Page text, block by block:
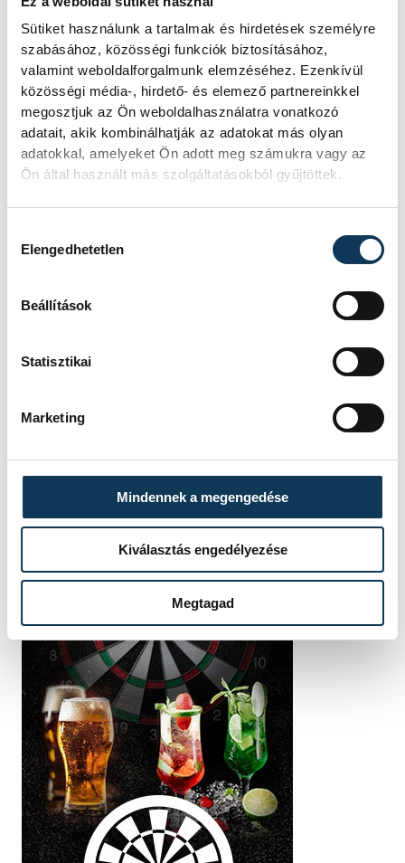
Sütiket használunk a tartalmak és hirdetések személyre
szabásához, közösségi funkciók biztosításához,
valamint weboldalforgalmunk elemzéséhez. Ezenkívül
közösségi média-, hirdető- és elemező partnereinkkel
megosztjuk az Ön weboldalhasználatra vonatkozó
adatait, akik kombinálhatják az adatokat más olyan
adatokkal, amelyeket Ön adott meg számukra vagy az
Ön által használt más szolgáltatásokból gyűjtöttek.
Elengedhetetlen
Beállítások
Statisztikai
Marketing
Mindennek a megengedése
Kiválasztás engedélyezése
Megtagad
Ficsor Karolina Diána
sárkányhajó
Magyar Sárkányhajó Szövetség
SZERZŐ
Csaba